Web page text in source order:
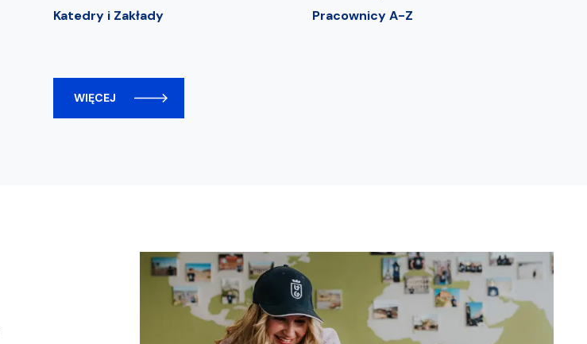
Katedry i Zakłady
Pracownicy A-Z
WIĘCEJ